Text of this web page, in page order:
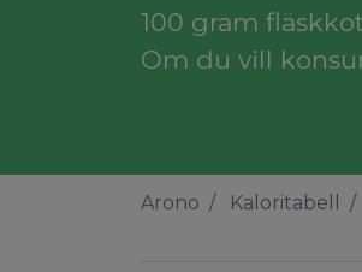
100 gram
Om du vill
Arono Kaloritabell